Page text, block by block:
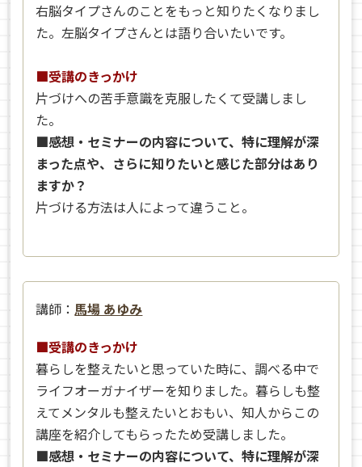
右脳タイプさんのことをもっと知りたくなりまし
た。左脳タイプさんとは語り合いたいです。
■受講のきっかけ
片づけへの苦手意識を克服したくて受講しまし
た。
■感想・セミナーの内容について、特に理解が深
まった点や、さらに知りたいと感じた部分はあり
ますか？
片づける方法は人によって違うこと。
講師：馬場 あゆみ
■受講のきっかけ
暮らしを整えたいと思っていた時に、調べる中で
ライフオーガナイザーを知りました。暮らしも整
えてメンタルも整えたいとおもい、知人からこの
講座を紹介してもらったため受講しました。
■感想・セミナーの内容について、特に理解が深